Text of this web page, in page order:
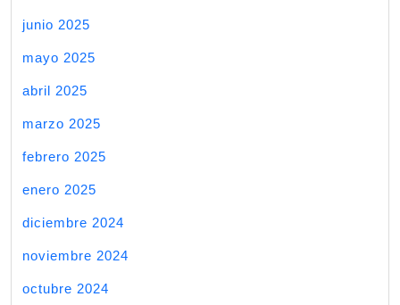
junio 2025
mayo 2025
abril 2025
marzo 2025
febrero 2025
enero 2025
diciembre 2024
noviembre 2024
octubre 2024